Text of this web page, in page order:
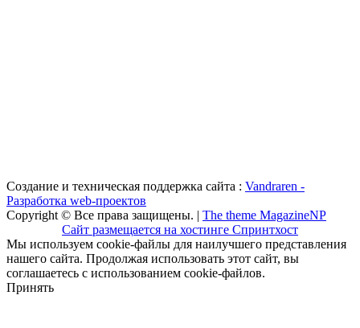
Создание и техническая поддержка сайта : Vandraren -
Разработка web-проектов
Copyright © Все права защищены. | The theme MagazineNP
Сайт размещается на хостинге Спринтхост
Мы используем cookie-файлы для наилучшего представления
нашего сайта. Продолжая использовать этот сайт, вы
соглашаетесь с использованием cookie-файлов.
Принять